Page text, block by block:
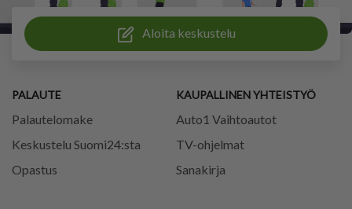
Aloita keskustelu
PALAUTE
Palautelomake
Keskustelu Suomi24:sta
Opastus
KAUPALLINEN YHTEISTYÖ
Auto1 Vaihtoautot
TV-ohjelmat
Sanakirja